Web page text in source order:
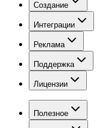
Создание
Интеграции
Реклама
Поддержка
Лицензии
Полезное